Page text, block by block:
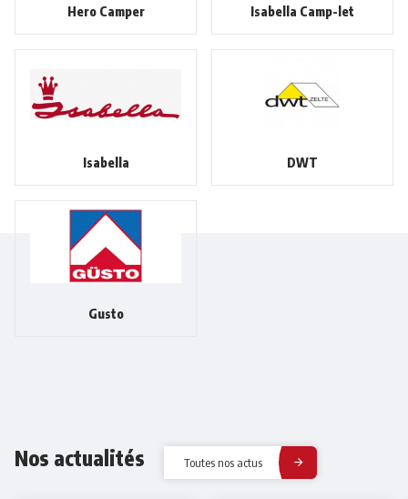
Hero Camper Isabella Camp-let
Isabella DWT
Gusto
Nos actualités Toutes nos actus